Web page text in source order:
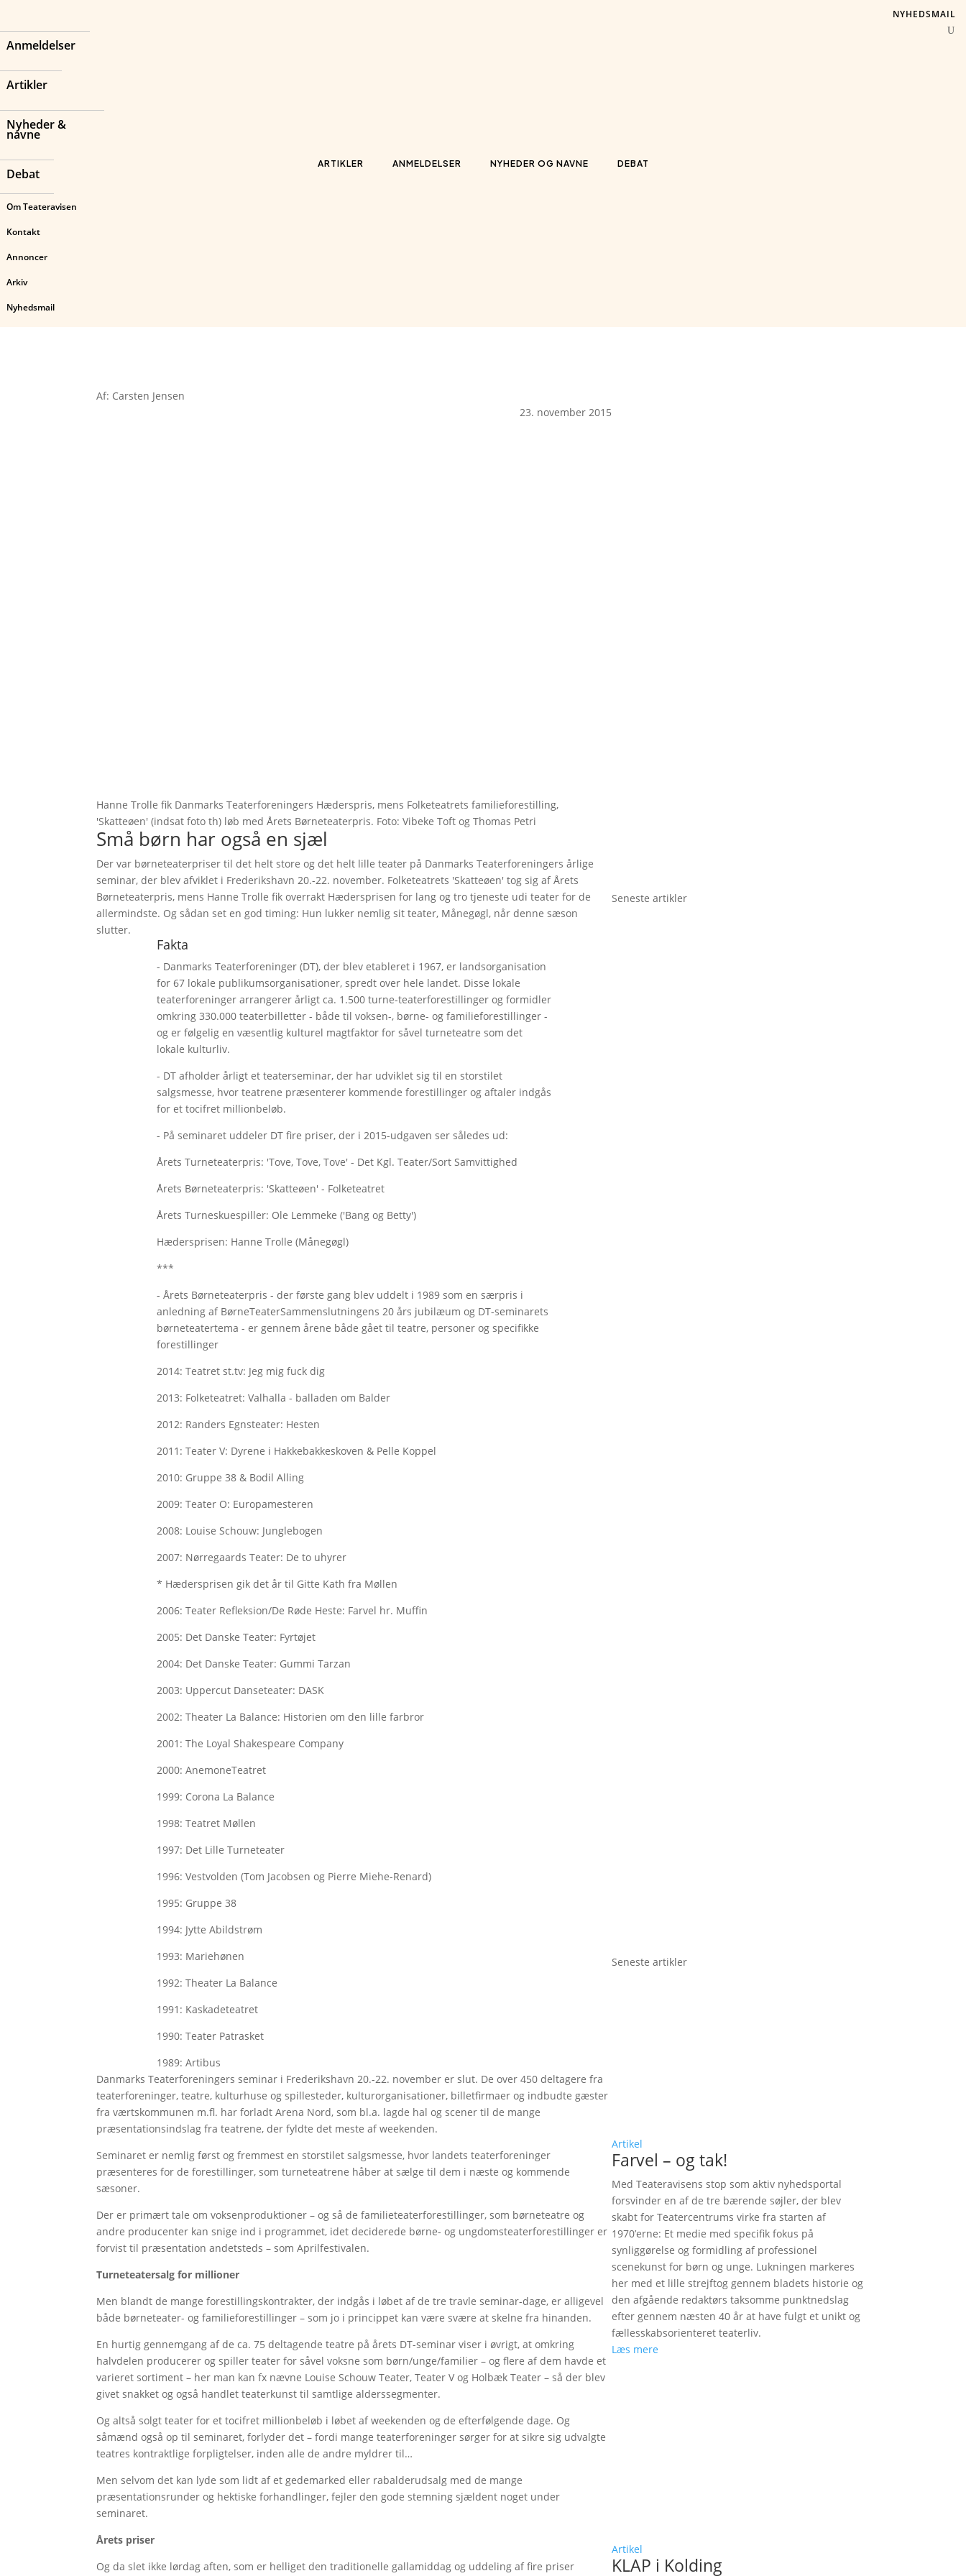
Anmeldelser
Artikler
Nyheder &
navne
Debat
Om Teateravisen
Kontakt
Annoncer
Arkiv
Nyhedsmail
ARTIKLER ANMELDELSER NYHEDER OG NAVNE DEBAT
NYHEDSMAIL
Af: Carsten Jensen
23. november 2015
Hanne Trolle fik Danmarks Teaterforeningers Hæderspris, mens Folketeatrets familieforestilling,
'Skatteøen' (indsat foto th) løb med Årets Børneteaterpris. Foto: Vibeke Toft og Thomas Petri
Små børn har også en sjæl
Der var børneteaterpriser til det helt store og det helt lille teater på Danmarks Teaterforeningers årlige
seminar, der blev afviklet i Frederikshavn 20.-22. november. Folketeatrets 'Skatteøen' tog sig af Årets
Børneteaterpris, mens Hanne Trolle fik overrakt Hædersprisen for lang og tro tjeneste udi teater for de
allermindste. Og sådan set en god timing: Hun lukker nemlig sit teater, Månegøgl, når denne sæson
slutter.
Fakta
- Danmarks Teaterforeninger (DT), der blev etableret i 1967, er landsorganisation
for 67 lokale publikumsorganisationer, spredt over hele landet. Disse lokale
teaterforeninger arrangerer årligt ca. 1.500 turne-teaterforestillinger og formidler
omkring 330.000 teaterbilletter - både til voksen-, børne- og familieforestillinger -
og er følgelig en væsentlig kulturel magtfaktor for såvel turneteatre som det
lokale kulturliv.
- DT afholder årligt et teaterseminar, der har udviklet sig til en storstilet
salgsmesse, hvor teatrene præsenterer kommende forestillinger og aftaler indgås
for et tocifret millionbeløb.
- På seminaret uddeler DT fire priser, der i 2015-udgaven ser således ud:
Årets Turneteaterpris: 'Tove, Tove, Tove' - Det Kgl. Teater/Sort Samvittighed
Årets Børneteaterpris: 'Skatteøen' - Folketeatret
Årets Turneskuespiller: Ole Lemmeke ('Bang og Betty')
Hædersprisen: Hanne Trolle (Månegøgl)
***
- Årets Børneteaterpris - der første gang blev uddelt i 1989 som en særpris i
anledning af BørneTeaterSammenslutningens 20 års jubilæum og DT-seminarets
børneteatertema - er gennem årene både gået til teatre, personer og specifikke
forestillinger
2014: Teatret st.tv: Jeg mig fuck dig
2013: Folketeatret: Valhalla - balladen om Balder
2012: Randers Egnsteater: Hesten
2011: Teater V: Dyrene i Hakkebakkeskoven & Pelle Koppel
2010: Gruppe 38 & Bodil Alling
2009: Teater O: Europamesteren
2008: Louise Schouw: Junglebogen
2007: Nørregaards Teater: De to uhyrer
* Hædersprisen gik det år til Gitte Kath fra Møllen
2006: Teater Refleksion/De Røde Heste: Farvel hr. Muffin
2005: Det Danske Teater: Fyrtøjet
2004: Det Danske Teater: Gummi Tarzan
2003: Uppercut Danseteater: DASK
2002: Theater La Balance: Historien om den lille farbror
2001: The Loyal Shakespeare Company
2000: AnemoneTeatret
1999: Corona La Balance
1998: Teatret Møllen
1997: Det Lille Turneteater
1996: Vestvolden (Tom Jacobsen og Pierre Miehe-Renard)
1995: Gruppe 38
1994: Jytte Abildstrøm
1993: Mariehønen
1992: Theater La Balance
1991: Kaskadeteatret
1990: Teater Patrasket
1989: Artibus
Danmarks Teaterforeningers seminar i Frederikshavn 20.-22. november er slut. De over 450 deltagere fra
teaterforeninger, teatre, kulturhuse og spillesteder, kulturorganisationer, billetfirmaer og indbudte gæster
fra værtskommunen m.fl. har forladt Arena Nord, som bl.a. lagde hal og scener til de mange
præsentationsindslag fra teatrene, der fyldte det meste af weekenden.
Seminaret er nemlig først og fremmest en storstilet salgsmesse, hvor landets teaterforeninger
præsenteres for de forestillinger, som turneteatrene håber at sælge til dem i næste og kommende
sæsoner.
Der er primært tale om voksenproduktioner – og så de familieteaterforestillinger, som børneteatre og
andre producenter kan snige ind i programmet, idet deciderede børne- og ungdomsteaterforestillinger er
forvist til præsentation andetsteds – som Aprilfestivalen.
Turneteatersalg for millioner
Men blandt de mange forestillingskontrakter, der indgås i løbet af de tre travle seminar-dage, er alligevel
både børneteater- og familieforestillinger – som jo i princippet kan være svære at skelne fra hinanden.
En hurtig gennemgang af de ca. 75 deltagende teatre på årets DT-seminar viser i øvrigt, at omkring
halvdelen producerer og spiller teater for såvel voksne som børn/unge/familier – og flere af dem havde et
varieret sortiment – her man kan fx nævne Louise Schouw Teater, Teater V og Holbæk Teater – så der blev
givet snakket og også handlet teaterkunst til samtlige alderssegmenter.
Og altså solgt teater for et tocifret millionbeløb i løbet af weekenden og de efterfølgende dage. Og
såmænd også op til seminaret, forlyder det – fordi mange teaterforeninger sørger for at sikre sig udvalgte
teatres kontraktlige forpligtelser, inden alle de andre myldrer til…
Men selvom det kan lyde som lidt af et gedemarked eller rabalderudsalg med de mange
præsentationsrunder og hektiske forhandlinger, fejler den gode stemning sjældent noget under
seminaret.
Årets priser
Og da slet ikke lørdag aften, som er helliget den traditionelle gallamiddag og uddeling af fire priser
Seneste artikler
Seneste artikler
Artikel
Farvel – og tak!
Med Teateravisens stop som aktiv nyhedsportal
forsvinder en af de tre bærende søjler, der blev
skabt for Teatercentrums virke fra starten af
1970’erne: Et medie med specifik fokus på
synliggørelse og formidling af professionel
scenekunst for børn og unge. Lukningen markeres
her med et lille strejftog gennem bladets historie og
den afgående redaktørs taksomme punktnedslag
efter gennem næsten 40 år at have fulgt et unikt og
fællesskabsorienteret teaterliv.
Læs mere
Artikel
KLAP i Kolding